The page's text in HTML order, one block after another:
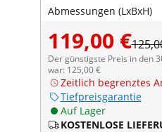
Abmessungen (LxBxH)
119,00 €
Der günstigste Preis in den
war: 125,00 €
Zeitlich begrenztes
Tiefpreisgarantie
Auf Lager
KOSTENLOSE